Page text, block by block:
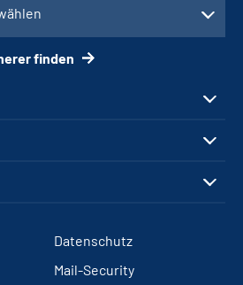
finden
Datenschutz
Mail-Security